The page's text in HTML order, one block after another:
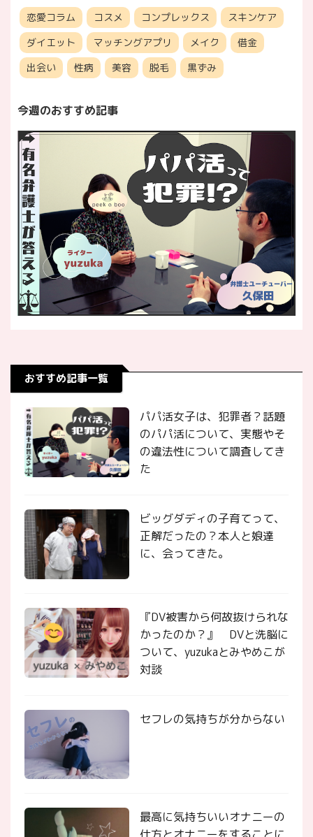
恋愛コラム コスメ コンプレックス
スキンケア
ダイエット
マッチングアプリ メイク
借金
出会い
性病 美容 脱毛 黒ずみ
今週のおすすめ記事
おすすめ記事一覧
パパ活女子は、犯罪者？話題
のパパ活について、実態やそ
の違法性について調査してき
た
ビッグダディの子育てって、
正解だったの？本人と娘達
に、会ってきた。
『DV被害から何故抜けられな
かったのか？』 DVと洗脳に
ついて、yuzukaとみやめこが
対談
セフレの気持ちが分からない
最高に気持ちいいオナニーの